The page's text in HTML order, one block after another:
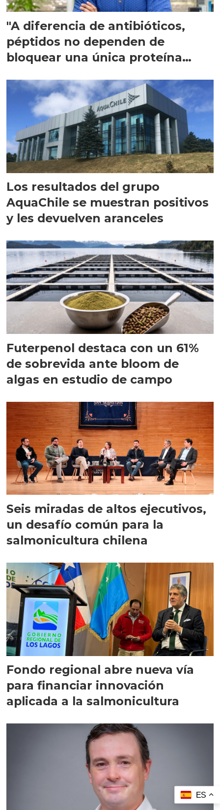
"A diferencia de antibióticos,
péptidos no dependen de
bloquear una única proteína
Los resultados del grupo
AquaChile se muestran positivos
y les devuelven aranceles
Futerpenol destaca con un 61%
de sobrevida ante bloom de
algas en estudio de campo
Seis miradas de altos ejecutivos,
un desafío común para la
salmonicultura chilena
Fondo regional abre nueva vía
para financiar innovación
aplicada a la salmonicultura
ES